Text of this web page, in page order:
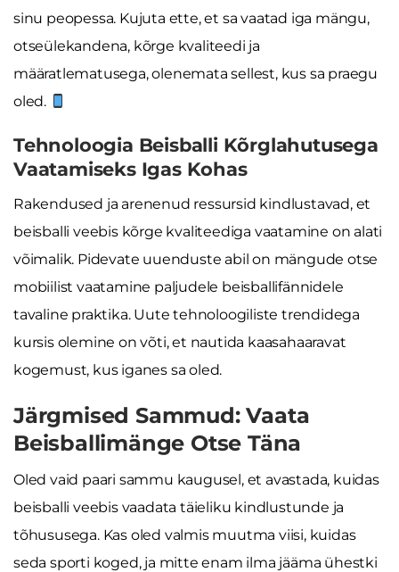
sinu peopessa. Kujuta ette, et sa vaatad iga mängu,
otseülekandena, kõrge kvaliteedi ja
määratlematusega, olenemata sellest, kus sa praegu
oled.
Tehnoloogia Beisballi Kõrglahutusega
Vaatamiseks Igas Kohas
Rakendused ja arenenud ressursid kindlustavad, et
beisballi veebis kõrge kvaliteediga vaatamine on alati
võimalik. Pidevate uuenduste abil on mängude otse
mobiilist vaatamine paljudele beisballifännidele
tavaline praktika. Uute tehnoloogiliste trendidega
kursis olemine on võti, et nautida kaasahaaravat
kogemust, kus iganes sa oled.
Järgmised Sammud: Vaata
Beisballimänge Otse Täna
Oled vaid paari sammu kaugusel, et avastada, kuidas
beisballi veebis vaadata täieliku kindlustunde ja
tõhususega. Kas oled valmis muutma viisi, kuidas
seda sporti koged, ja mitte enam ilma jääma ühestki